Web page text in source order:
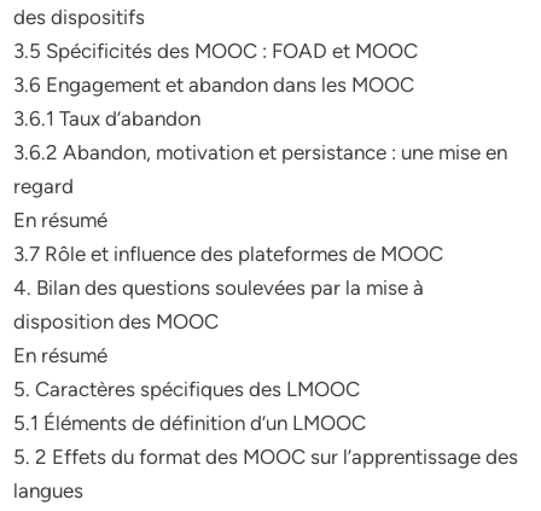
des dispositifs
3.5 Spécificités des MOOC : FOAD et MOOC
3.6 Engagement et abandon dans les MOOC
3.6.1 Taux d’abandon
3.6.2 Abandon, motivation et persistance : une mise en
regard
En résumé
3.7 Rôle et influence des plateformes de MOOC
4. Bilan des questions soulevées par la mise à
disposition des MOOC
En résumé
5. Caractères spécifiques des LMOOC
5.1 Éléments de définition d’un LMOOC
5. 2 Effets du format des MOOC sur l’apprentissage des
langues